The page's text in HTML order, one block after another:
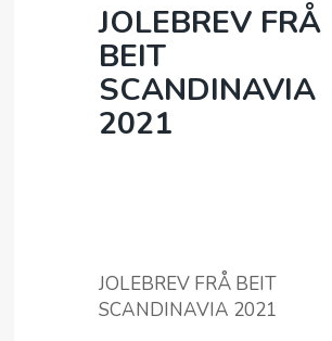
BLI MEDLEM
MIMRESIDE
INFORMASJON
JOLEBREV FRÅ
BEIT
SCANDINAVIA
2021
JOLEBREV FRÅ BEIT
SCANDINAVIA 2021